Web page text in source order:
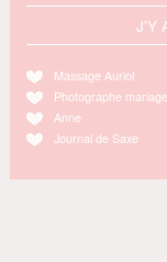
J'Y
Massage Auriol
Photographe
Anne
Journal de Saxe